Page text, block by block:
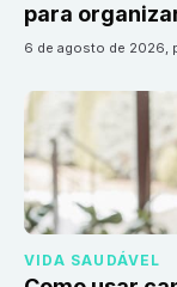
para
6 de agosto de 2026,
VIDA SAUDÁVEL